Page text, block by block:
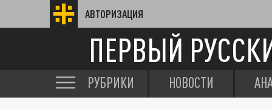
АВТОРИЗАЦИЯ
ПЕРВЫЙ
РУБРИКИ НОВОСТИ